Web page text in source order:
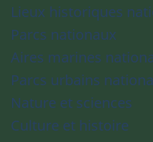
Lieux historiques
Parcs nationaux
Aires marines
Parcs urbains
Nature et sciences
Culture et histoire